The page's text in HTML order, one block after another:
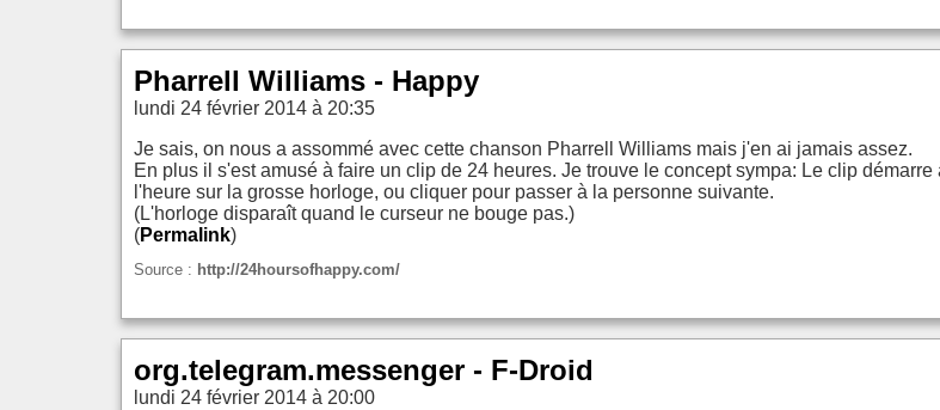
Pharrell Williams - Happy
lundi 24 février 2014 à 20:35
Je sais, on nous a assommé avec cette chanson Pharrell Williams mais j'en ai jamais assez.
En plus il s'est amusé à faire un clip de 24 heures. Je trouve le concept sympa: Le clip
l'heure sur la grosse horloge, ou cliquer pour passer à la personne suivante.
(L'horloge disparaît quand le curseur ne bouge pas.)
(Permalink)
Source : http://24hoursofhappy.com/
org.telegram.messenger - F-Droid
lundi 24 février 2014 à 20:00